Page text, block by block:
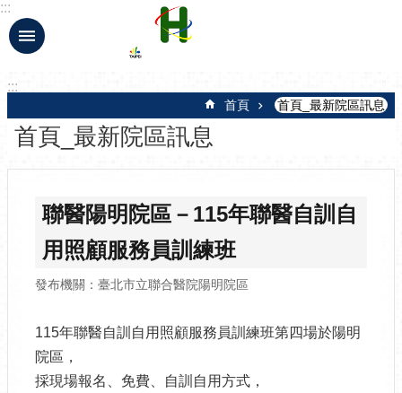
跳到主要內容區塊
:::
:::
首頁 首頁_最新院區訊息
首頁_最新院區訊息
聯醫陽明院區－115年聯醫自訓自
用照顧服務員訓練班
發布機關：臺北市立聯合醫院陽明院區
115年聯醫自訓自用照顧服務員訓練班第四場於陽明
院區，
採現場報名、免費、自訓自用方式，